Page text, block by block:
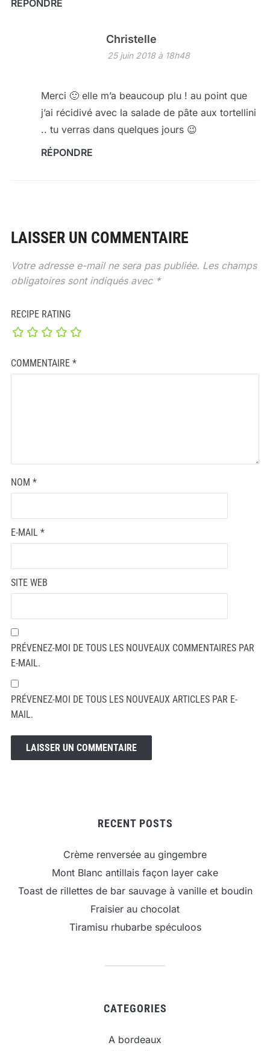
RÉPONDRE
Christelle
25 juin 2018 à 18h48
Merci 🙂 elle m’a beaucoup plu ! au point que
j’ai récidivé avec la salade de pâte aux tortellini
.. tu verras dans quelques jours 😉
RÉPONDRE
LAISSER UN COMMENTAIRE
Votre adresse e-mail ne sera pas publiée. Les champs
obligatoires sont indiqués avec *
RECIPE RATING
COMMENTAIRE *
NOM *
E-MAIL *
SITE WEB
PRÉVENEZ-MOI DE TOUS LES NOUVEAUX COMMENTAIRES PAR
E-MAIL.
PRÉVENEZ-MOI DE TOUS LES NOUVEAUX ARTICLES PAR E-
MAIL.
RECENT POSTS
Crème renversée au gingembre
Mont Blanc antillais façon layer cake
Toast de rillettes de bar sauvage à vanille et boudin
Fraisier au chocolat
Tiramisu rhubarbe spéculoos
CATEGORIES
A bordeaux